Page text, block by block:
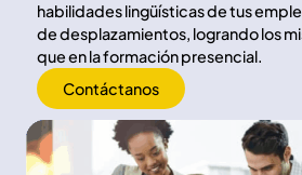
habilidades lingüísticas de tus
de desplazamientos, logrando los
que en la formación presencial.
Contáctanos